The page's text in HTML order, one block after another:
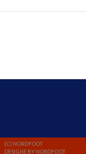
(C) NORDFOOT
DESIGNE BY NORDFOOT